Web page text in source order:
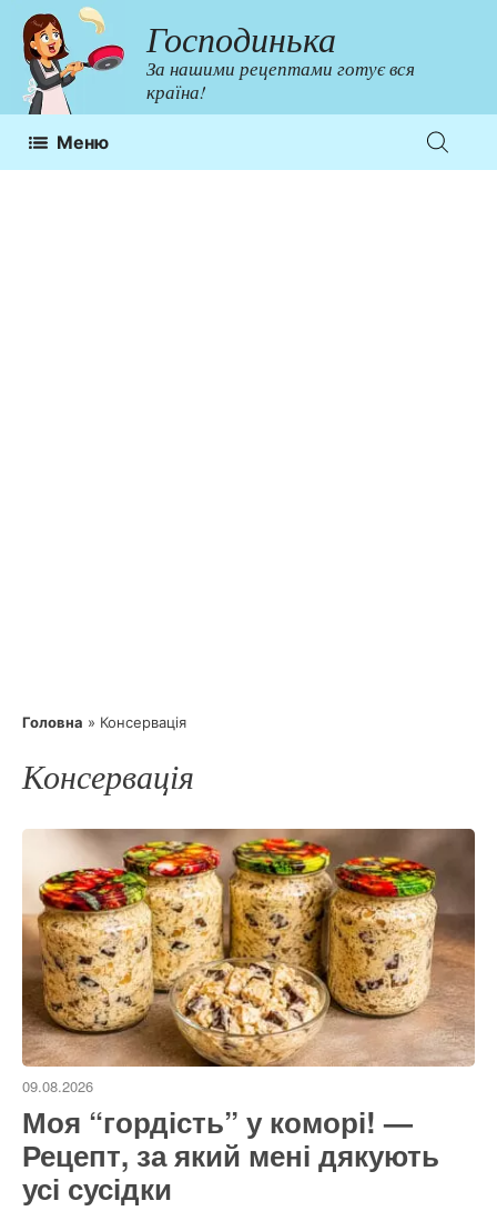
Перейти
до
контенту
Господинька
За нашими рецептами готує вся
країна!
Меню
Головна » Консервація
Консервація
09.08.2026
Моя “гордість” у коморі! —
Рецепт, за який мені дякують
усі сусідки